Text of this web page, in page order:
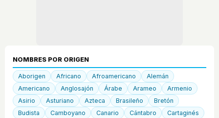
NOMBRES POR ORIGEN
Aborigen Africano Afroamericano
Alemán
Americano
Anglosajón Árabe Arameo
Armenio
Asirio
Asturiano Azteca Brasileño
Bretón
Budista
Camboyano Canario Cántabro
Cartaginés